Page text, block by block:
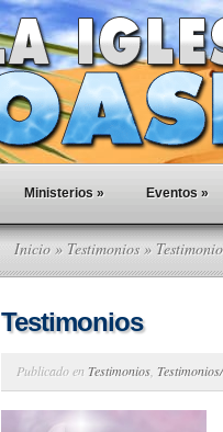
Ministerios » Eventos »
Inicio » Testimonios»
Testimonios
Publicado en Testimonios